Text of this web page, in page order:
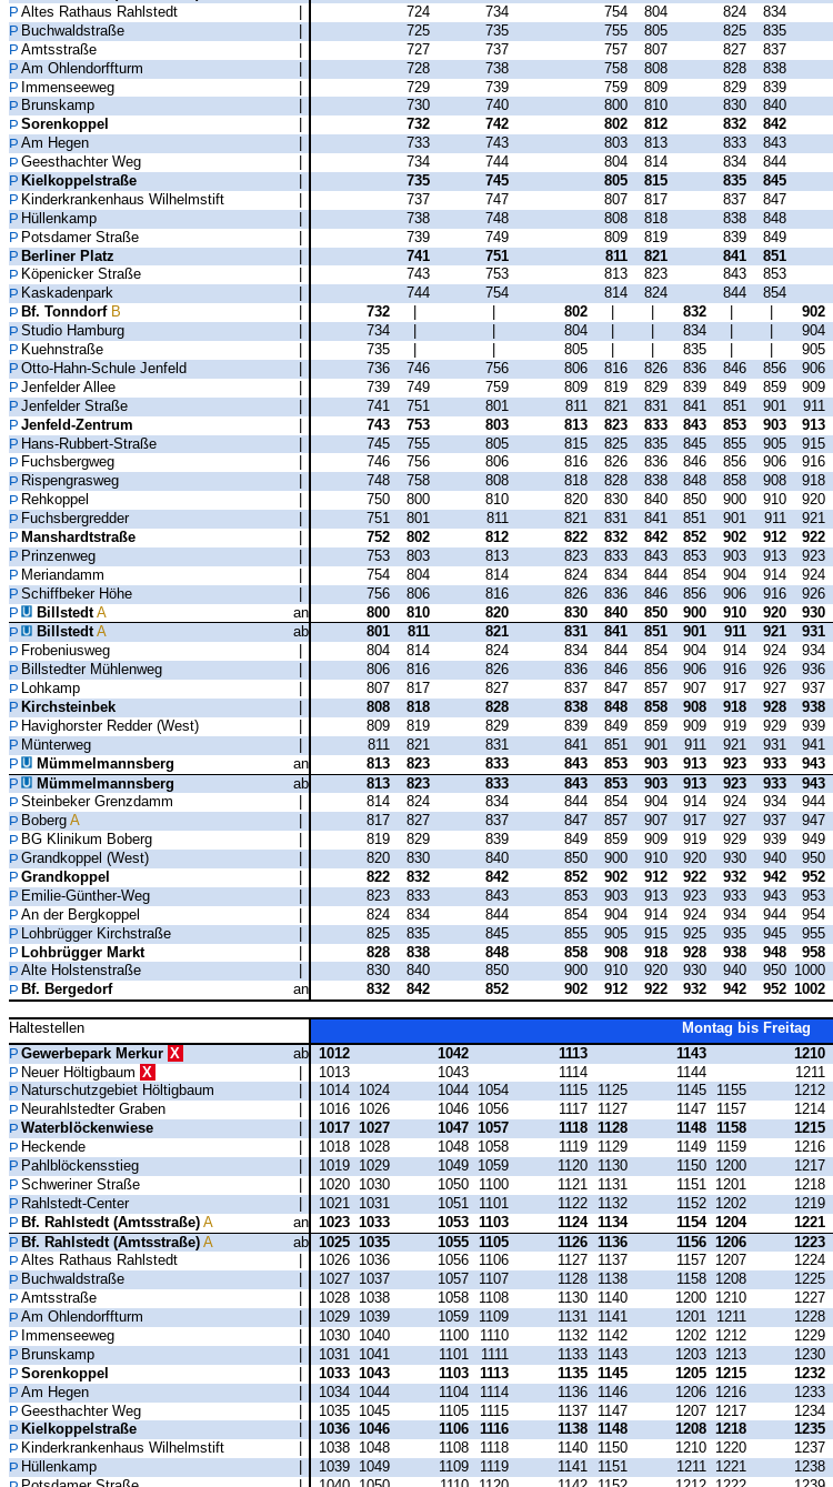
Altes Rathaus Rahlstedt
724 734 754 804 824 834
Buchwaldstraße
725 735 755 805 825 835
Amtsstraße
727 737 757 807 827 837
Am Ohlendorffturm
| 728 738 758 808 828 838
Immenseeweg
| 729 739 759 809 829 839
Brunskamp
730 740 800 810 830 840
Sorenkoppel
732 742 802 812 832 842
Am Hegen
733 743 803 813 833 843
Geesthachter Weg
734 744 804 814 834 844
Kielkoppelstraße
735 745 805 815 835 845
Kinderkrankenhaus Wilhelmstift
737 747 807 817 837 847
Hüllenkamp
738 748 808 818 838 848
Potsdamer Straße
| 739 749 809 819 839 849
Berliner Platz
| 741 751 811 821 841 851
Köpenicker Straße
743 753 813 823 843 853
Kaskadenpark
744 754 814 824 844 854
Bf. TonndorfB 732 802 832 902
Studio Hamburg
734 804 834 904
Kuehnstraße
735 805 835 905
Otto-Hahn-Schule Jenfeld
736 746 756 806 816 826 836 846 856 906
Jenfelder Allee
739 749 759 809 819 829 839 849 859 909
Jenfelder Straße
| 741 751 801 811 821 831 841 851 901 911
Jenfeld-Zentrum
| 743 753 803 813 823 833 843 853 903 913
Hans-Rubbert-Straße
| 745 755 805 815 825 835 845 855 905 915
Fuchsbergweg
746 756 806 816 826 836 846 856 906 916
Rispengrasweg
748 758 808 818 828 838 848 858 908 918
Rehkoppel
750 800 810 820 830 840 850 900 910 920
Fuchsbergredder
751 801 811 821 831 841 851 901 911 921
Manshardtstraße
752 802 812 822 832 842 852 902 912 922
Prinzenweg
753 803 813 823 833 843 853 903 913 923
Meriandamm
| 754 804 814 824 834 844 854 904 914 924
Schiffbeker Höhe
| 756 806 816 826 836 846 856 906 916 926
BillstedtA an 800 810 820 830 840 850 900 910 920 930
BillstedtA ab 801 811 821 831 841 851 901 911 921 931
Frobeniusweg
804 814 824 834 844 854 904 914 924 934
Billstedter Mühlenweg
806 816 826 836 846 856 906 916 926 936
Lohkamp
807 817 827 837 847 857 907 917 927 937
Kirchsteinbek
808 818 828 838 848 858 908 918 928 938
Havighorster Redder (West)
809 819 829 839 849 859 909 919 929 939
Münterweg
811 821 831 841 851 901 911 921 931 941
Mümmelmannsberg
an 813 823 833 843 853 903 913 923 933 943
Mümmelmannsberg
ab 813 823 833 843 853 903 913 923 933 943
Steinbeker Grenzdamm
814 824 834 844 854 904 914 924 934 944
BobergA 817 827 837 847 857 907 917 927 937 947
BG Klinikum Boberg
819 829 839 849 859 909 919 929 939 949
Grandkoppel (West)
820 830 840 850 900 910 920 930 940 950
Grandkoppel
822 832 842 852 902 912 922 932 942 952
Emilie-Günther-Weg
823 833 843 853 903 913 923 933 943 953
An der Bergkoppel
824 834 844 854 904 914 924 934 944 954
Lohbrügger Kirchstraße
| 825 835 845 855 905 915 925 935 945 955
Lohbrügger Markt
| 828 838 848 858 908 918 928 938 948 958
Alte Holstenstraße
830 840 850 900 910 920 930 940 950 1000
Bf. Bergedorf
an 832 842 852 902 912 922 932 942 952 1002
Haltestellen
Montag bis Freitag
Gewerbepark Merkur X ab 1012 1042 1113 1143 1210
Neuer Höltigbaum X | 1013 1043 1114 1144 1211
Naturschutzgebiet Höltigbaum
1014 1024 1044 1054 1115 1125 1145 1155 1212
Neurahlstedter Graben
1016 1026 1046 1056 1117 1127 1147 1157 1214
Waterblöckenwiese
1017 1027 1047 1057 1118 1128 1148 1158 1215
Heckende
1018 1028 1048 1058 1119 1129 1149 1159 1216
Pahlblöckensstieg
1019 1029 1049 1059 1120 1130 1150 1200 1217
Schweriner Straße
1020 1030 1050 1100 1121 1131 1151 1201 1218
Rahlstedt-Center
1021 1031 1051 1101 1122 1132 1152 1202 1219
Bf. Rahlstedt (Amtsstraße)A an 1023 1033 1053 1103 1124 1134 1154 1204 1221
Bf. Rahlstedt (Amtsstraße)A ab 1025 1035 1055 1105 1126 1136 1156 1206 1223
Altes Rathaus Rahlstedt
1026 1036 1056 1106 1127 1137 1157 1207 1224
Buchwaldstraße
1027 1037 1057 1107 1128 1138 1158 1208 1225
Amtsstraße
1028 1038 1058 1108 1130 1140 1200 1210 1227
Am Ohlendorffturm
1029 1039 1059 1109 1131 1141 1201 1211 1228
Immenseeweg
1030 1040 1100 1110 1132 1142 1202 1212 1229
Brunskamp
1031 1041 1101 1111 1133 1143 1203 1213 1230
Sorenkoppel
1033 1043 1103 1113 1135 1145 1205 1215 1232
Am Hegen
| 1034 1044 1104 1114 1136 1146 1206 1216 1233
Geesthachter Weg
| 1035 1045 1105 1115 1137 1147 1207 1217 1234
Kielkoppelstraße
1036 1046 1106 1116 1138 1148 1208 1218 1235
Kinderkrankenhaus Wilhelmstift
1038 1048 1108 1118 1140 1150 1210 1220 1237
Hüllenkamp
1039 1049 1109 1119 1141 1151 1211 1221 1238